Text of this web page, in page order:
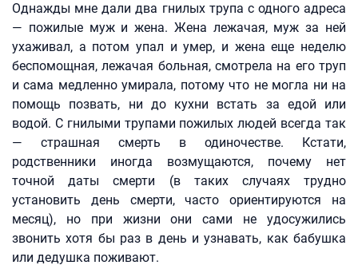
Однажды мне дали два гнилых трупа с одного адреса
— пожилые муж и жена. Жена лежачая, муж за ней
ухаживал, а потом упал и умер, и жена еще неделю
беспомощная, лежачая больная, смотрела на его труп
и сама медленно умирала, потому что не могла ни на
помощь позвать, ни до кухни встать за едой или
водой. С гнилыми трупами пожилых людей всегда так
— страшная смерть в одиночестве. Кстати,
родственники иногда возмущаются, почему нет
точной даты смерти (в таких случаях трудно
установить день смерти, часто ориентируются на
месяц), но при жизни они сами не удосужились
звонить хотя бы раз в день и узнавать, как бабушка
или дедушка поживают.